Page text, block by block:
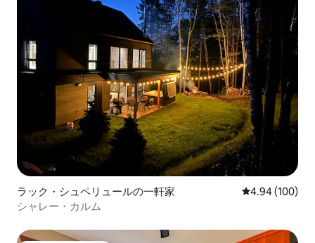
ラック・シュペリュールの一軒家 レビュー100
4.94 (100)
シャレー・カルム